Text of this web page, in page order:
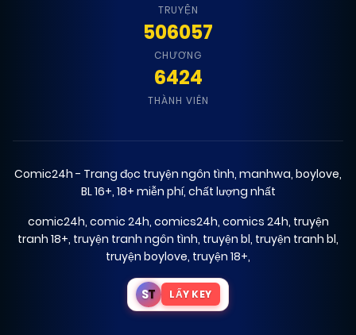
TRUYỆN
506057
CHƯƠNG
6424
THÀNH VIÊN
Comic24h - Trang đọc truyện ngôn tình, manhwa, boylove,
BL 16+, 18+ miễn phí, chất lượng nhất
comic24h, comic 24h, comics24h, comics 24h, truyện
tranh 18+, truyện tranh ngôn tình, truyện bl, truyện tranh bl,
truyện boylove, truyện 18+,
ST LẤY KEY